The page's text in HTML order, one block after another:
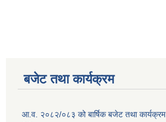
बजेट तथा कार्यक्रम
आ.व. २०८२/०८३ को बार्षिक बजेट तथा कार्यक्रम